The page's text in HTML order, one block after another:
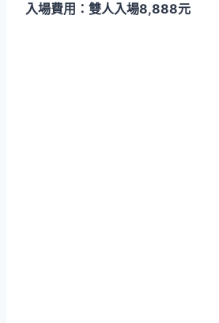
入場費用：雙人入場8,888元